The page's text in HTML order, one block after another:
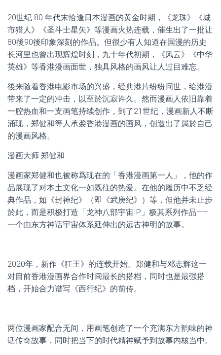
20世纪 80 年代末恰逢日本漫画的黄金时期，《龙珠》《城
市猎人》《圣斗士星矢》等漫画火热连载，催生出了一批让
80後90後印象深刻的作品。但很少有人知道在国漫的历史
长河里也曾出现辉煌时刻，九十年代初期，《风云》《中华
英雄》等香港漫画面世，独具风格的画风让人过目难忘。
後来随着香港电影市场的兴盛，经典港片纷纷问世，给港漫
带来了一定的冲击，以至於沉寂许久。然而漫画人依旧靠着
一腔热血和一支画笔持续创作，到了21世纪，漫画新人不断
涌现，郑健和等人承袭香港漫画的画风，创造出了属於自己
的漫画风格。
漫画大师 郑健和
漫画家郑健和也被称爲现在的「香港漫画第一人」，他的作
品展现了对本土文化一如既往的热爱。在他的履历中不乏经
典作品，如《封神纪》（即《武庚纪》）等，但他并未止步
於此，而是积极打造「龙神八部宇宙IP」极其系列作品——
一个由东方神话宇宙体系延伸出的远古神明的故事。
2020年，新作《狂王》的连载开始。郑健和与邓志辉这一
对目前香港漫画界合作时间最长的搭档，同时也是最强搭
档，开始合力谱写《西行纪》的前传。
两位漫画家配合无间，用画笔创造了一个充满东方韵味的神
话传奇故事，同时把当下的时代精神赋予到故事内核当中。